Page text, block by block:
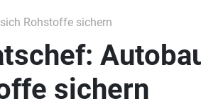
Rohstoffe sichern
sichern